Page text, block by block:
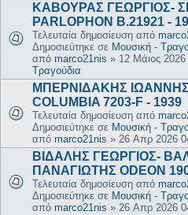
ΚΑΒΟΥΡΑΣ ΓΕΩΡΓΙΟΣ-
PARLOPHON B.21921 -
Τελευταία δημοσίευση από
Δημοσιεύτηκε σε Μουσική -
από marco21nis » 12 Μάιος
Τραγούδια
ΜΠΕΡΝΙΔΑΚΗΣ
COLUMBIA 7203-F - 1939
Τελευταία δημοσίευση από
Δημοσιεύτηκε σε Μουσική -
από marco21nis » 26 Απρ 2026
ΒΙΔΑΛΗΣ ΓΕΩΡΓΙΟΣ-
ΠΑΝΑΓΙΩΤΗΣ ODEON
Τελευταία δημοσίευση από
Δημοσιεύτηκε σε Μουσική -
από marco21nis » 26 Απρ 2026